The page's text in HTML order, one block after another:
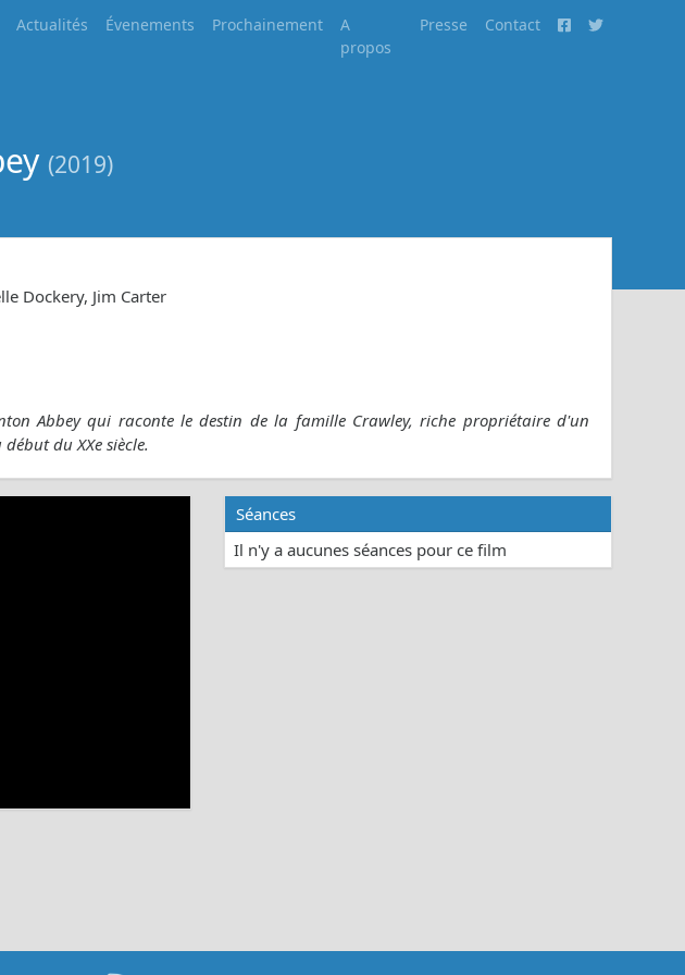
Actualités Évenements Prochainement
A
propos
Presse Contact
(2019)
Dockery, Jim Carter
Abbey qui raconte le destin de la famille Crawley, riche propriétaire d'un
du XXe siècle.
Séances
Il n'y a aucunes séances pour ce film